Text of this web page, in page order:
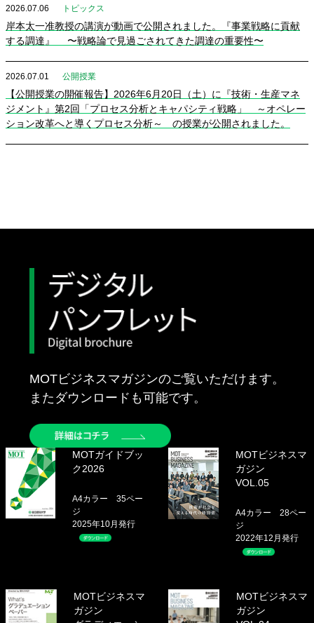
2026.07.06 トピックス
岸本太一准教授の講演が動画で公開されました。『事業戦略に貢献
する調達』 〜戦略論で見過ごされてきた調達の重要性〜
2026.07.01 公開授業
【公開授業の開催報告】2026年6月20日（土）に『技術・生産マネ
ジメント』第2回「プロセス分析とキャパシティ戦略」 ～オペレー
ション改革へと導くプロセス分析～ の授業が公開されました。
MOTビジネスマガジンのご覧いただけます。
またダウンロードも可能です。
MOTガイドブッ
ク2026
A4カラー 35ペー
ジ
2025年10月発行
MOTビジネスマ
ガジン
VOL.05
A4カラー 28ペー
ジ
2022年12月発行
MOTビジネスマ
ガジン
MOTビジネスマ
ガジン